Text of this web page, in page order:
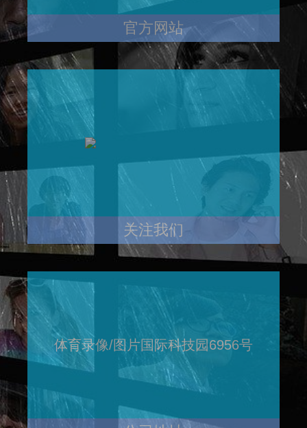
官方网站
关注我们
体育录像/图片国际科技园6956号